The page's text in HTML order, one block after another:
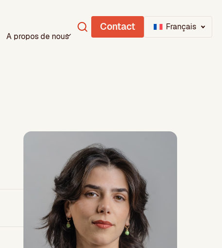
A propos de nous
Contact Français